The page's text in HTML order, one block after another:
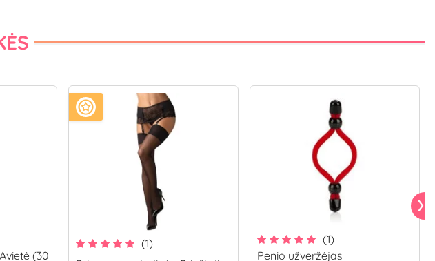
(30
(1)
(1)
Penio užveržėjas